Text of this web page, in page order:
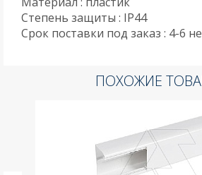
Степень защиты : IP44
Срок поставки под заказ : 4-6
ПОХОЖИЕ